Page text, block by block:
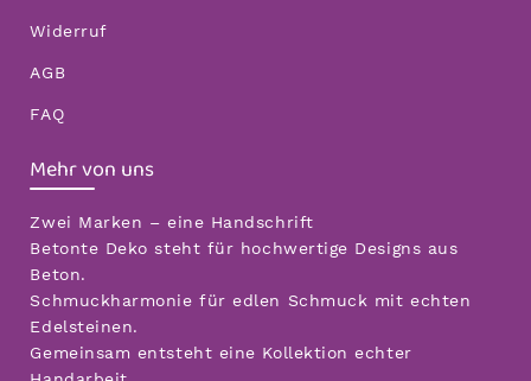
Widerruf
AGB
FAQ
Mehr von uns
Zwei Marken – eine Handschrift
Betonte Deko steht für hochwertige Designs aus
Beton.
Schmuckharmonie für edlen Schmuck mit echten
Edelsteinen.
Gemeinsam entsteht eine Kollektion echter